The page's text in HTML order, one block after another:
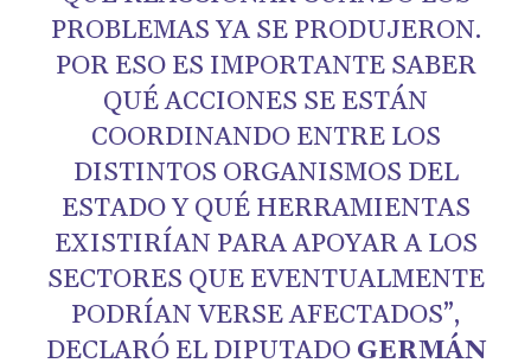
PROBLEMAS YA SE PRODUJERON.
POR ESO ES IMPORTANTE SABER
QUÉ ACCIONES SE ESTÁN
COORDINANDO ENTRE LOS
DISTINTOS ORGANISMOS DEL
ESTADO Y QUÉ HERRAMIENTAS
EXISTIRÍAN PARA APOYAR A LOS
SECTORES QUE EVENTUALMENTE
PODRÍAN VERSE AFECTADOS”,
DECLARÓ EL DIPUTADO GERMÁN